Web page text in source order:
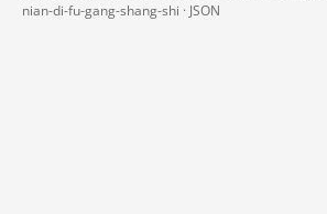
nian-di-fu-gang-shang-shi · JSON